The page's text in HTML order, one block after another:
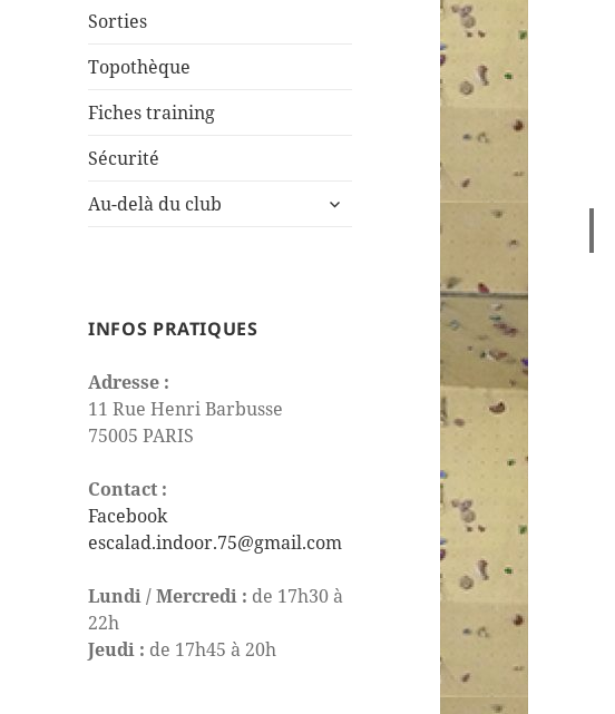
Sorties
Topothèque
Fiches training
Sécurité
Au-delà du club
ouvrir
INFOS PRATIQUES
Adresse :
11 Rue Henri Barbusse
75005 PARIS
Contact :
Facebook
escalad.indoor.75@gmail.com
Lundi / Mercredi : de 17h30 à
22h
Jeudi : de 17h45 à 20h